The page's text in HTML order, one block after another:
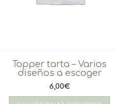
Topper tarta – Varios
diseños a escoger
6,00€